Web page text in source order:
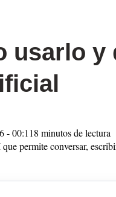
usarlo
- 00:118 minutos de lectura
permite conversar,